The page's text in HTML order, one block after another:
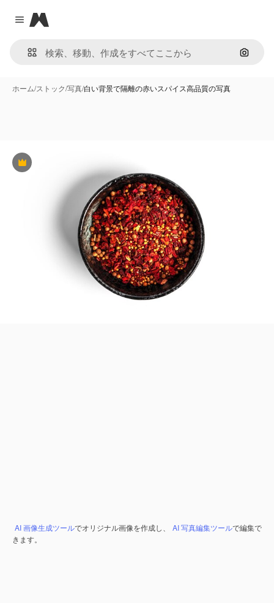
Close menu
Magnific
画像で
ホーム/ストック/写真/白い背景で隔離の赤いスパイス高品質の写真
Premium
AI 画像生成ツールでオリジナル画像を作成し、 AI 写真編集ツールで編集で
きます。